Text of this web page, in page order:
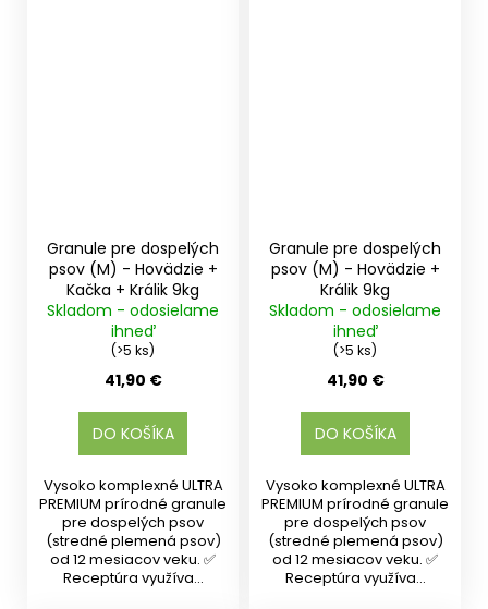
Granule pre dospelých
psov (M) - Hovädzie +
Kačka + Králik 9kg
Skladom - odosielame
ihneď
(>5 ks)
41,90 €
DO KOŠÍKA
Vysoko komplexné ULTRA
PREMIUM prírodné granule
pre dospelých psov
(stredné plemená psov)
od 12 mesiacov veku. ✅
Receptúra využíva...
Granule pre dospelých
psov (M) - Hovädzie +
Králik 9kg
Skladom - odosielame
ihneď
(>5 ks)
41,90 €
DO KOŠÍKA
Vysoko komplexné ULTRA
PREMIUM prírodné granule
pre dospelých psov
(stredné plemená psov)
od 12 mesiacov veku. ✅
Receptúra využíva...